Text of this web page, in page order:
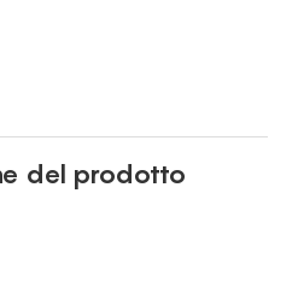
del prodotto